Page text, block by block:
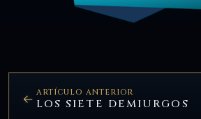
ARTÍCULO ANTERIOR
LOS SIETE DEMIURGOS